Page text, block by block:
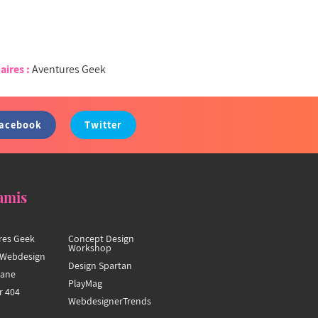
:Aventures Geek
Twitter
Geek
404
Concept Design
Workshop
Design Spartan
PlayMag
WebdesignerTrends